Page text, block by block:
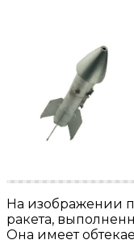
На изображении
ракета,
Она имеет